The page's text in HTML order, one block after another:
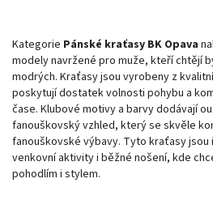
Kategorie Pánské kraťasy BK Opava
modely navržené pro muže, kteří chtějí
modrých. Kraťasy jsou vyrobeny z
poskytují dostatek volnosti pohybu a
čase. Klubové motivy a barvy dodávají
fanouškovský vzhled, který se skvěle
fanouškovské výbavy. Tyto kraťasy
venkovní aktivity i běžné nošení, kde
pohodlím i stylem.